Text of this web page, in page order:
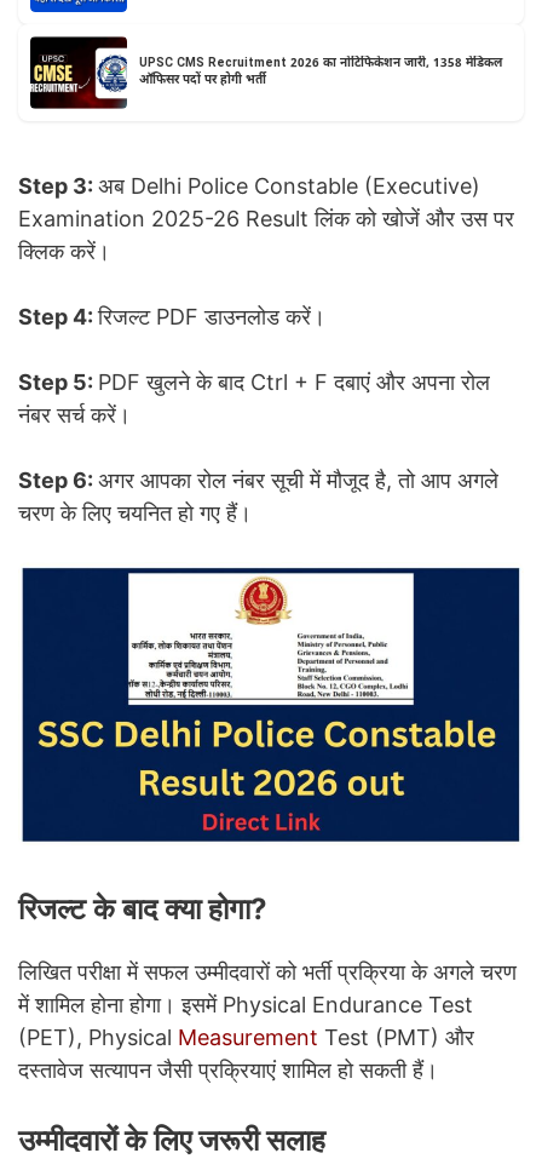
UPSC CMS Recruitment 2026 का नोटिफिकेशन जारी, 1358 मेडिकल
ऑफिसर पदों पर होगी भर्ती
Step 3: अब Delhi Police Constable (Executive)
Examination 2025-26 Result लिंक को खोजें और उस पर
क्लिक करें।
Step 4:रिजल्ट PDF डाउनलोड करें।
Step 5: PDF खुलने के बाद Ctrl + F दबाएं और अपना रोल
नंबर सर्च करें।
Step 6: अगर आपका रोल नंबर सूची में मौजूद है, तो आप अगले
चरण के लिए चयनित हो गए हैं।
रिजल्ट के बाद क्या होगा?
लिखित परीक्षा में सफल उम्मीदवारों को भर्ती प्रक्रिया के अगले चरण
में शामिल होना होगा। इसमें Physical Endurance Test
(PET), Physical Measurement Test (PMT) और
दस्तावेज सत्यापन जैसी प्रक्रियाएं शामिल हो सकती हैं।
उम्मीदवारों के लिए जरूरी सलाह